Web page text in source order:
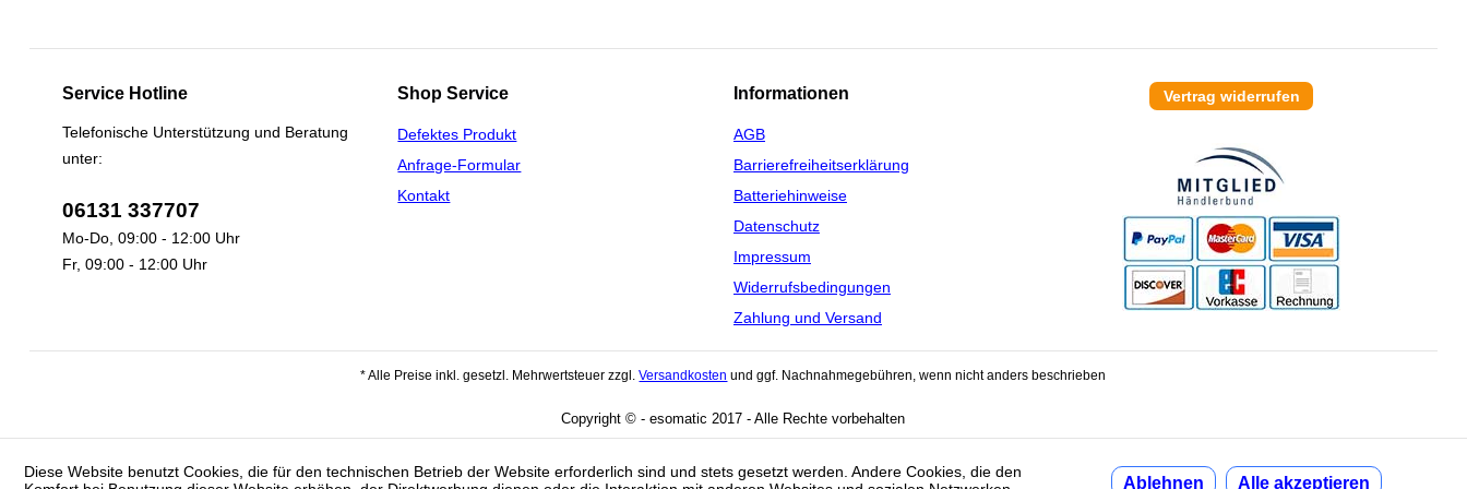
Service Hotline
Telefonische Unterstützung und Beratung
unter:
06131 337707
Mo-Do, 09:00 - 12:00 Uhr
Fr, 09:00 - 12:00 Uhr
Shop Service
Defektes Produkt
Anfrage-Formular
Kontakt
Informationen
AGB
Barrierefreiheitserklärung
Batteriehinweise
Datenschutz
Impressum
Widerrufsbedingungen
Zahlung und Versand
Vertrag widerrufen
* Alle Preise inkl. gesetzl. Mehrwertsteuer zzgl.Versandkosten und ggf. Nachnahmegebühren, wenn nicht anders beschrieben
Copyright © - esomatic 2017 - Alle Rechte vorbehalten
Diese Website benutzt Cookies, die für den technischen Betrieb der Website erforderlich sind und stets gesetzt werden. Andere Cookies, die den
Ablehnen Alle akzeptieren